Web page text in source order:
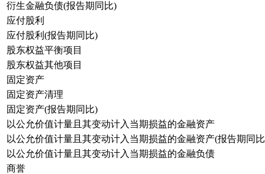
衍生金融负债(报告期同比)
应付股利
应付股利(报告期同比)
股东权益平衡项目
股东权益其他项目
固定资产
固定资产清理
固定资产(报告期同比)
以公允价值计量且其变动计入当期损益的金融资产
以公允价值计量且其变动计入当期损益的金融资产(报告期同
以公允价值计量且其变动计入当期损益的金融负债
商誉